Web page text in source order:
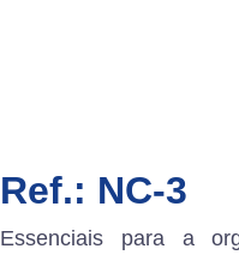
Ref.: NC-3
Essenciais para a